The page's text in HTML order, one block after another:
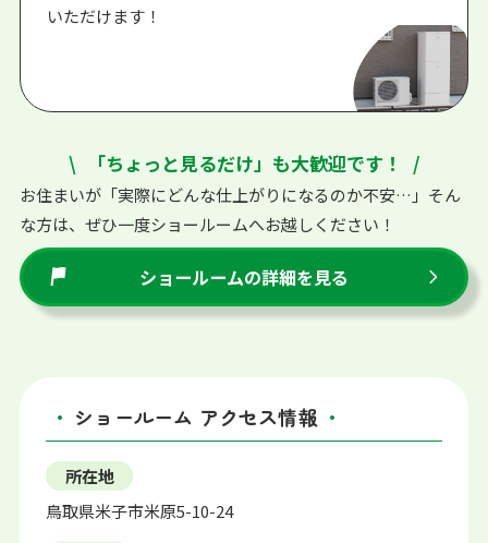
いただけます！
「ちょっと見るだけ」も大歓迎です！
お住まいが「実際にどんな仕上がりになるのか不安…」そん
な方は、ぜひ一度ショールームへお越しください！
ショールームの詳細を見る
ショールーム アクセス情報
所在地
鳥取県米子市米原5-10-24